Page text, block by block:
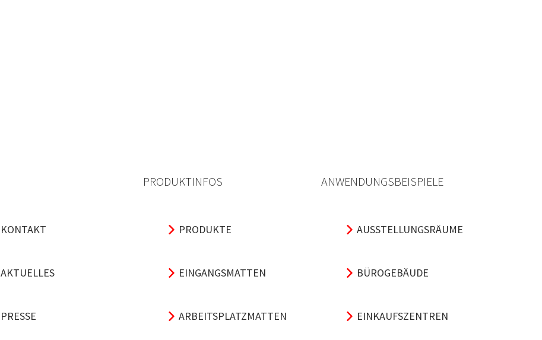
KONTAKT
AKTUELLES
PRESSE
PRODUKTINFOS
PRODUKTE
EINGANGSMATTEN
ARBEITSPLATZMATTEN
ANWENDUNGSBEISPIELE
AUSSTELLUNGSRÄUME
BÜROGEBÄUDE
EINKAUFSZENTREN